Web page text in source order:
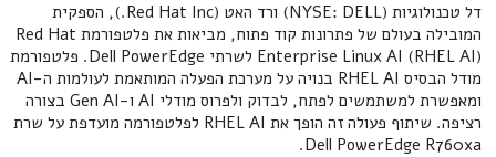
דל טכנולוגיות (NYSE: DELL) ורד האט (Red Hat Inc.), הספקית
המובילה בעולם של פתרונות קוד פתוח, מביאות את פלטפורמת Red Hat
Enterprise Linux AI (RHEL AI) לשרתי Dell PowerEdge. פלטפורמת
מודל הבסיס RHEL AI בנויה על מערכת הפעלה המותאמת לעולמות ה-AI
ומאפשרת למשתמשים לפתח, לבדוק ולפרוס מודלי AI ו-Gen AI בצורה
רציפה. שיתוף פעולה זה הופך את RHEL AI לפלטפורמה מועדפת על שרת
Dell PowerEdge R760xa.